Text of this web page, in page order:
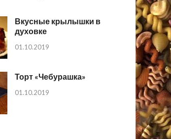
Вкусные крылышки в
духовке
01.10.2019
Торт «Чебурашка»
01.10.2019